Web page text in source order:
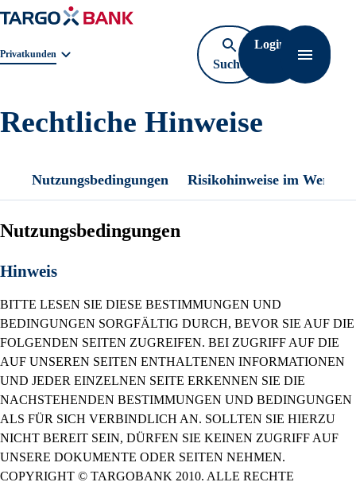
Geschäftsbereichnavigation. Aktuelle Auswahl:
Privatkunden
Suche
öffnen
Login
Rechtliche Hinweise
Nutzungsbedingungen Risikohinweise im
Nutzungsbedingungen
Hinweis
BITTE LESEN SIE DIESE BESTIMMUNGEN UND
BEDINGUNGEN SORGFÄLTIG DURCH, BEVOR SIE AUF DIE
FOLGENDEN SEITEN ZUGREIFEN. BEI ZUGRIFF AUF DIE
AUF UNSEREN SEITEN ENTHALTENEN INFORMATIONEN
UND JEDER EINZELNEN SEITE ERKENNEN SIE DIE
NACHSTEHENDEN BESTIMMUNGEN UND BEDINGUNGEN
ALS FÜR SICH VERBINDLICH AN. SOLLTEN SIE HIERZU
NICHT BEREIT SEIN, DÜRFEN SIE KEINEN ZUGRIFF AUF
UNSERE DOKUMENTE ODER SEITEN NEHMEN.
COPYRIGHT © TARGOBANK 2010. ALLE RECHTE